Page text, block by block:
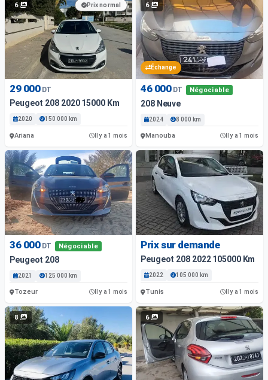
6 Prix normal
29 000 DT
Peugeot 208 2020 15000 Km
2020 150 000 km
Ariana Il y a 1 mois
6
Échange
46 000 DT Négociable
208 Neuve
2024 8 000 km
Manouba Il y a 1 mois
36 000 DT Négociable
Peugeot 208
2021 125 000 km
Tozeur Il y a 1 mois
Prix sur demande
Peugeot 208 2022 105000 Km
2022 105 000 km
Tunis Il y a 1 mois
8 6